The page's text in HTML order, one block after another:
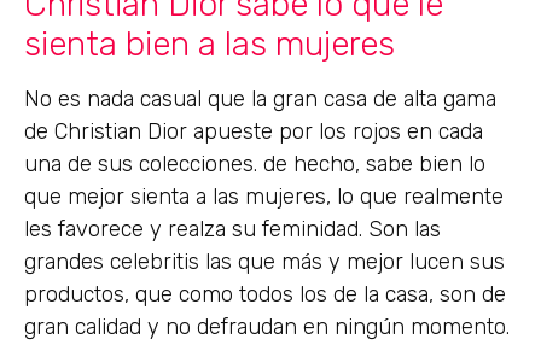
sienta bien a las mujeres
No es nada casual que la gran casa de alta gama
de Christian Dior apueste por los rojos en cada
una de sus colecciones. de hecho, sabe bien lo
que mejor sienta a las mujeres, lo que realmente
les favorece y realza su feminidad. Son las
grandes celebritis las que más y mejor lucen sus
productos, que como todos los de la casa, son de
gran calidad y no defraudan en ningún momento.